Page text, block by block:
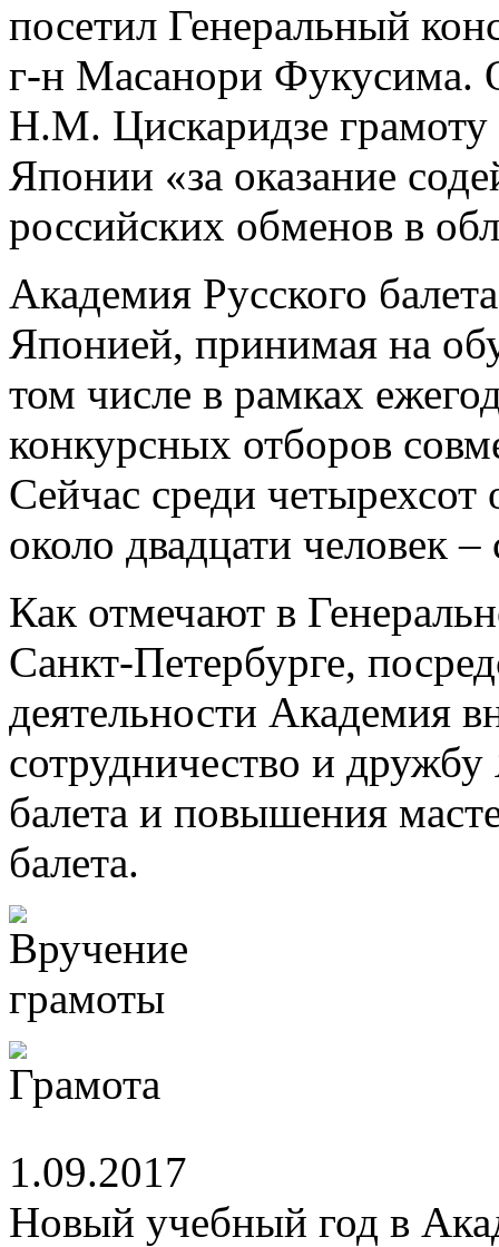
посетил Генеральный
г-н Масанори Фукусима.
Н.М. Цискаридзе
Японии «за оказание
российских обменов в
Академия Русского
Японией, принимая на
том числе в рамках
конкурсных отборов
Сейчас среди
около двадцати человек
Как отмечают в
Санкт-Петербурге,
деятельности Академия
сотрудничество и
балета и повышения
балета.
1.09.2017
Новый учебный год в